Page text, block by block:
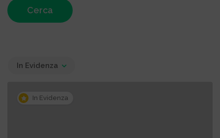
Cerca
In Evidenza
In Evidenza